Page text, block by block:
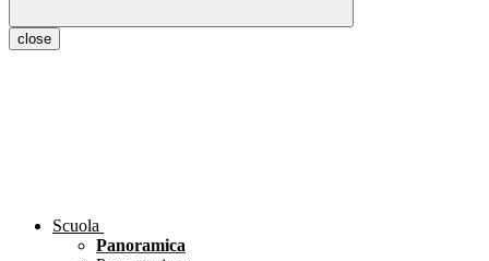
close
Scuola
Panoramica